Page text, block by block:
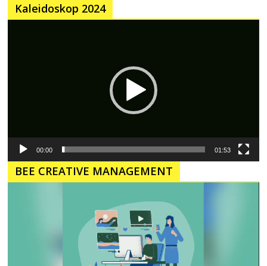
Kaleidoskop 2024
00:00 01:53
BEE CREATIVE MANAGEMENT